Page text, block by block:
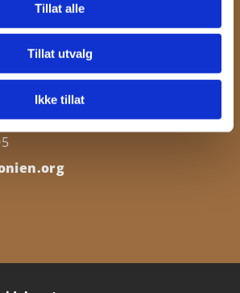
Tillat alle
Tillat utvalg
Ikke tillat
Symfoniorkester
Plass